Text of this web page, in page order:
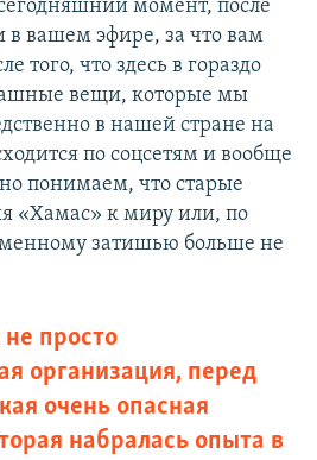
момент, после
в вашем эфире, за что вам
того, что здесь в гораздо
вещи, которые мы
в нашей стране на
по соцсетям и вообще
понимаем, что старые
«Хамас» к миру или, по
затишью больше не
просто
организация, перед
очень опасная
набралась опыта в